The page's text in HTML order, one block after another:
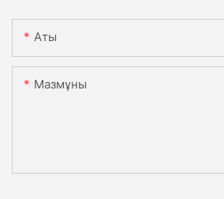
Аты
Мазмұны